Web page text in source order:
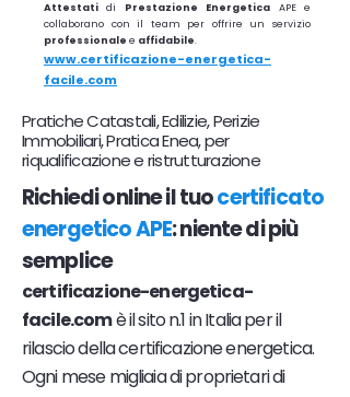
Attestatidi Prestazione Energetica APE e
collaborano con il team per offrire un servizio
professionale e affidabile.
www.certificazione-energetica-
facile.com
Pratiche Catastali, Edilizie, Perizie
Immobiliari, Pratica Enea, per
riqualificazione e ristrutturazione
Richiedi online il tuocertificato
energetico APE: niente di più
semplice
certificazione-energetica-
facile.comè il sito n.1 in Italia per il
rilascio della certificazione energetica.
Ogni mese migliaia di proprietari di